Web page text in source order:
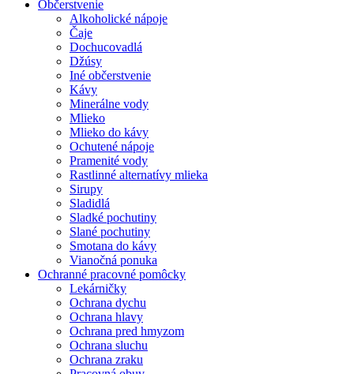
Občerstvenie
Alkoholické nápoje
Čaje
Dochucovadlá
Džúsy
Iné občerstvenie
Kávy
Minerálne vody
Mlieko
Mlieko do kávy
Ochutené nápoje
Pramenité vody
Rastlinné alternatívy mlieka
Sirupy
Sladidlá
Sladké pochutiny
Slané pochutiny
Smotana do kávy
Vianočná ponuka
Ochranné pracovné pomôcky
Lekárničky
Ochrana dychu
Ochrana hlavy
Ochrana pred hmyzom
Ochrana sluchu
Ochrana zraku